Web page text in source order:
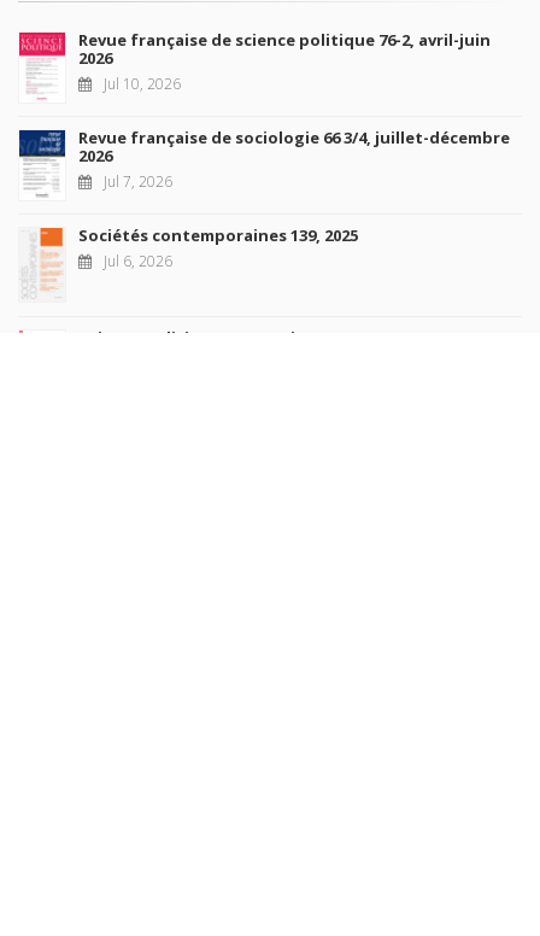
Revue française de science politique 76-2, avril-juin
2026
Jul 10, 2026
Revue française de sociologie 66 3/4, juillet-décembre
2026
Jul 7, 2026
Sociétés contemporaines 139, 2025
Jul 6, 2026
Raisons politiques 102, mai 2026